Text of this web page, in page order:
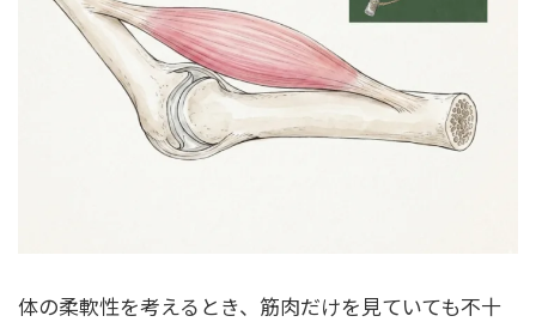
体の柔軟性を考えるとき、筋肉だけを見ていても不十